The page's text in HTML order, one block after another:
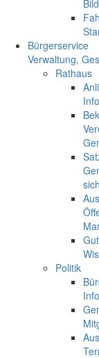
Bürgerservice
Verwaltung,
Rathaus
Politik